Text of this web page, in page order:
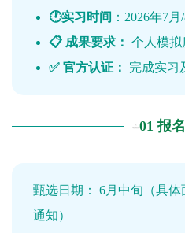
🕐实习时间 ：2026年7月
📋 成果要求： 个人模拟
✅ 官方认证：
完成实习
01 报
甄选日期： 6月中旬（具
通知）